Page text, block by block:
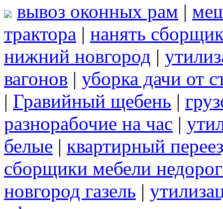
вывоз оконных рам |
трактора | нанять
нижний новгород |
вагонов | уборка дачи от
| Гравийный щебень |
разнорабочие на час |
белые | квартирный
сборщики мебели
новгород газель |